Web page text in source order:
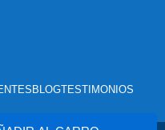
BLOGTESTIMONIOS